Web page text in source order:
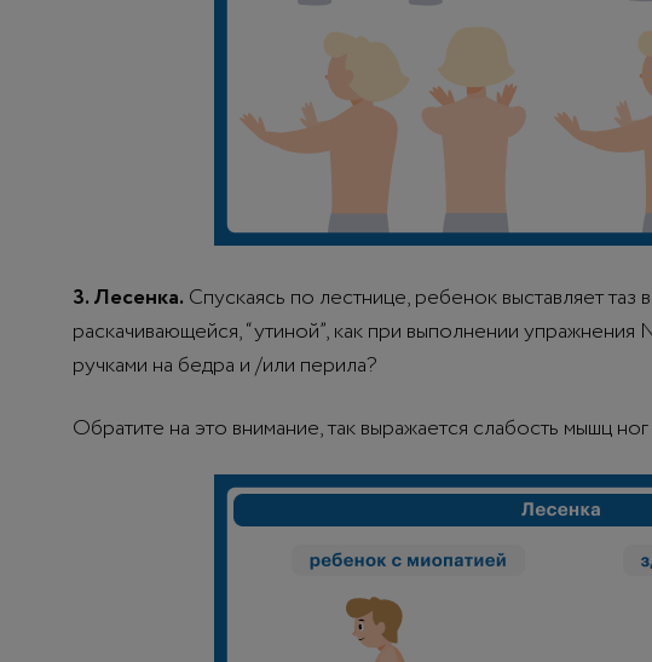
3. Лесенка. Спускаясь по лестнице, ребенок выставляет
раскачивающейся, “утиной”, как при выполнении
ручками на бедра и /или перила?
Обратите на это внимание, так выражается слабость мышц